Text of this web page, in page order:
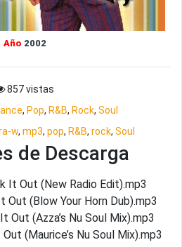
Año 2002
857 vistas
, Pop, R&B, Rock, Soul
w, mp3, pop, R&B, rock, Soul
de Descarga
It Out (New Radio Edit).mp3
Out (Blow Your Horn Dub).mp3
Out (Azza’s Nu Soul Mix).mp3
(Maurice’s Nu Soul Mix).mp3